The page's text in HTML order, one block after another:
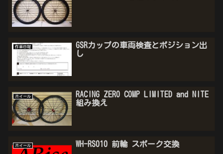
作業日報
GSRカップの車両検査とポジション出
し
ホイール
RACING ZERO COMP LIMITED and NITE
組み換え
ホイール WH-RS010 前輪 スポーク交換